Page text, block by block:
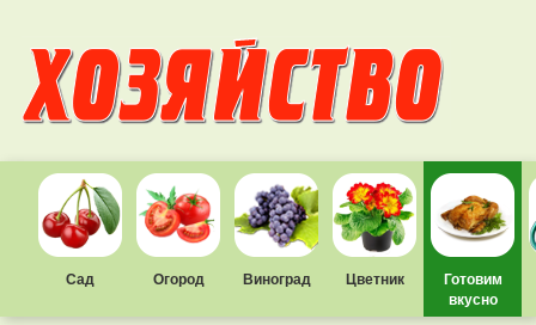
Сад Огород Виноград Цветник
Готовим
вкусно